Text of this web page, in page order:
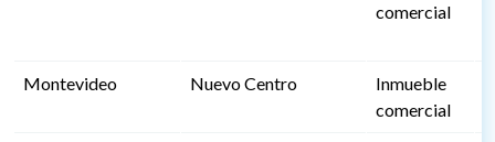
comercial
Montevideo Nuevo Centro
Inmueble
comercial